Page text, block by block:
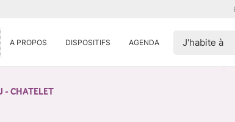
A PROPOS DISPOSITIFS AGENDA J'habite à
- CHATELET